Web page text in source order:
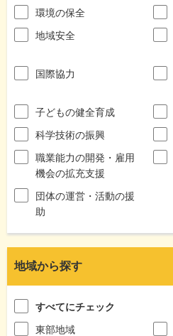
環境の保全
地域安全
国際協力
子どもの健全育成
科学技術の振興
職業能力の開発・雇用
機会の拡充支援
団体の運営・活動の援
助
地域から探す
すべてにチェック
東部地域